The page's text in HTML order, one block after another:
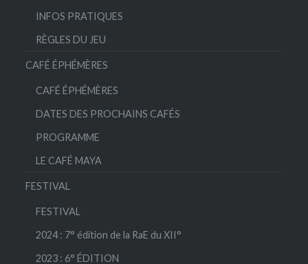
INFOS PRATIQUES
RÈGLES DU JEU
CAFÉ ÉPHÉMÈRES
CAFÉ ÉPHÉMÈRES
DATES DES PROCHAINS CAFÉS
PROGRAMME
LE CAFÉ MAYA
FESTIVAL
FESTIVAL
2024 : 7° édition de la RaE du XII°
2023 : 6° ÉDITION